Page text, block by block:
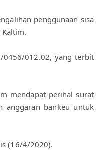
penggunaan sisa
Kaltim.
0456/012.02, yang terbit
mendapat perihal surat
anggaran bankeu untuk
(16/4/2020).